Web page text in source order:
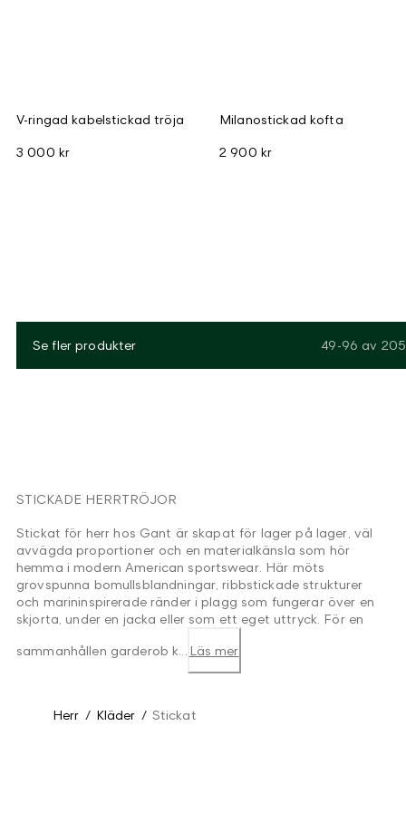
V-ringad kabelstickad tröja
3 000 kr
Milanostickad kofta
2 900 kr
Se fler produkter 49-96 av 205
STICKADE HERRTRÖJOR
Stickat för herr hos Gant är skapat för lager på lager, väl
avvägda proportioner och en materialkänsla som hör
hemma i modern American sportswear. Här möts
grovspunna bomullsblandningar, ribbstickade strukturer
och marininspirerade ränder i plagg som fungerar över en
skjorta, under en jacka eller som ett eget uttryck. För en
sammanhållen garderob k... Läs mer
Herr / Kläder / Stickat